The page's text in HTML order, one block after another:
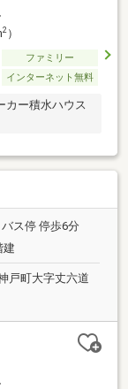
2）
ファミリー
インターネット無料
カー積水ハウス
ス停 停歩6分
建
戸町大字丈六道